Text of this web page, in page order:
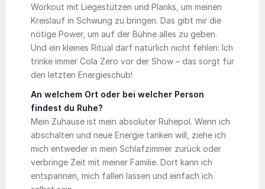
Workout mit Liegestützen und Planks, um meinen
Kreislauf in Schwung zu bringen. Das gibt mir die
nötige Power, um auf der Bühne alles zu geben.
Und ein kleines Ritual darf natürlich nicht fehlen: Ich
trinke immer Cola Zero vor der Show – das sorgt für
den letzten Energieschub!
An welchem Ort oder bei welcher Person
findest du Ruhe?
Mein Zuhause ist mein absoluter Ruhepol. Wenn ich
abschalten und neue Energie tanken will, ziehe ich
mich entweder in mein Schlafzimmer zurück oder
verbringe Zeit mit meiner Familie. Dort kann ich
entspannen, mich fallen lassen und einfach ich